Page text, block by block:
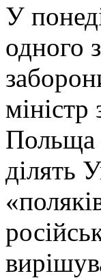
У
одного
Польща
ділять